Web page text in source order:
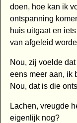
doen, hoe kan ik
ontspanning
huis uitgaat en
van afgeleid
Nou, zij voelde
eens meer aan, ik
Nou, dat is die
Lachen, vreugde
eigenlijk nog?